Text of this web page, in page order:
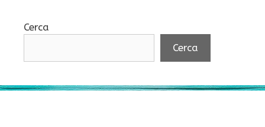
Cerca
Cerca